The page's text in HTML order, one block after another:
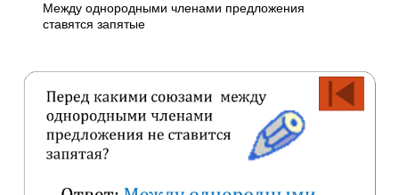
Между однородными членами предложения
ставятся запятые